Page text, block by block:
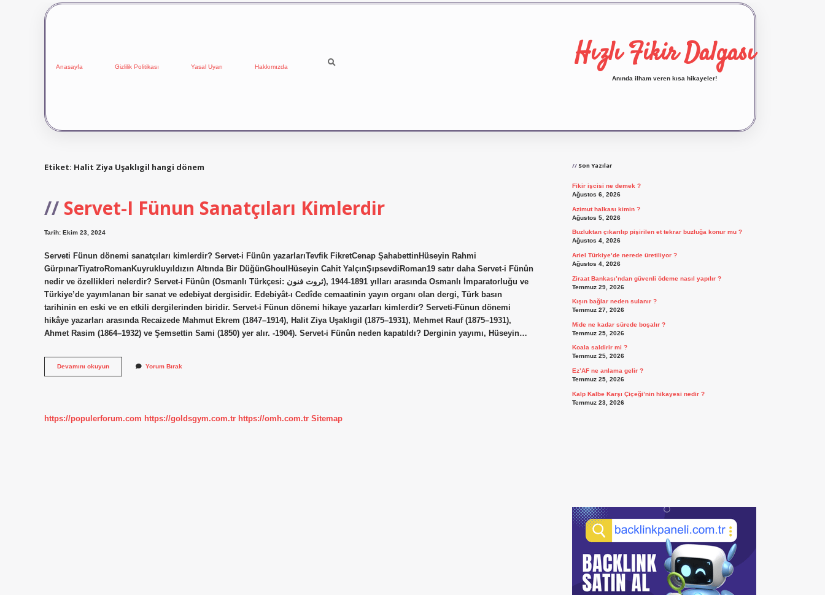
Anasayfa Gizlilik Politikası Yasal Uyarı Hakkımızda Hızlı Fikir Dalgası
Anında ilham veren kısa hikayeler!
Etiket: Halit Ziya Uşaklıgil hangi dönem
Servet-I Fünun Sanatçıları Kimlerdir
Tarih: Ekim 23, 2024
Serveti Fünun dönemi sanatçıları kimlerdir? Servet-i Fünûn yazarlarıTevfik FikretCenap ŞahabettinHüseyin Rahmi
GürpınarTiyatroRomanKuyrukluyıldızın Altında Bir DüğünGhoulHüseyin Cahit YalçınŞıpsevdiRoman19 satır daha Servet-i Fünûn
nedir ve özellikleri nelerdir? Servet-i Fünûn (Osmanlı Türkçesi: ثروت فنون), 1891-1944 yılları arasında Osmanlı İmparatorluğu ve
Türkiye’de yayımlanan bir sanat ve edebiyat dergisidir. Edebiyât-ı Cedîde cemaatinin yayın organı olan dergi, Türk basın
tarihinin en eski ve en etkili dergilerinden biridir. Servet-i Fünun dönemi hikaye yazarları kimlerdir? Serveti-Fünun dönemi
hikâye yazarları arasında Recaizede Mahmut Ekrem (1847–1914), Halit Ziya Uşaklıgil (1875–1931), Mehmet Rauf (1875–1931),
Ahmet Rasim (1864–1932) ve Şemsettin Sami (1850) yer alır. -1904). Servet-i Fünûn neden kapatıldı? Derginin yayımı, Hüseyin…
Devamını okuyunServet-
I
Yorum Bırak
https://populerforum.com https://goldsgym.com.tr https://omh.com.tr Sitemap
Son Yazılar
Fikir işcisi ne demek ?
Ağustos 6, 2026
Azimut halkası kimin ?
Ağustos 5, 2026
Buzluktan çıkarılıp pişirilen et tekrar buzluğa konur mu ?
Ağustos 4, 2026
Ariel Türkiye’de nerede üretiliyor ?
Ağustos 4, 2026
Ziraat Bankası’ndan güvenli ödeme nasıl yapılır ?
Temmuz 29, 2026
Kışın bağlar neden sulanır ?
Temmuz 27, 2026
Mide ne kadar sürede boşalır ?
Temmuz 25, 2026
Koala saldirir mi ?
Temmuz 25, 2026
Ez’AF ne anlama gelir ?
Temmuz 25, 2026
Kalp Kalbe Karşı Çiçeği’nin hikayesi nedir ?
Temmuz 23, 2026